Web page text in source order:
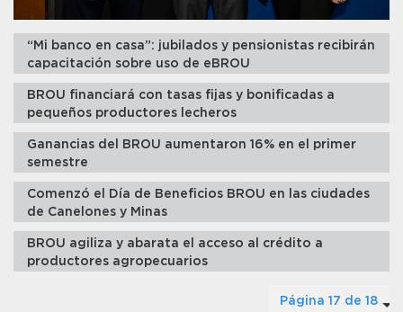
“Mi banco en casa”: jubilados y pensionistas recibirán
capacitación sobre uso de eBROU
BROU financiará con tasas fijas y bonificadas a
pequeños productores lecheros
Ganancias del BROU aumentaron 16% en el primer
semestre
Comenzó el Día de Beneficios BROU en las ciudades
de Canelones y Minas
BROU agiliza y abarata el acceso al crédito a
productores agropecuarios
Página 17 de 18